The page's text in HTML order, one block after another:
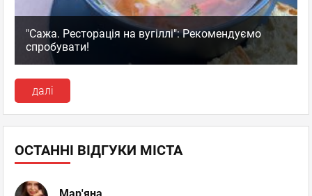
"Сажа. Ресторація на вугіллі": Рекомендуємо
спробувати!
далі
ОСТАННІ ВІДГУКИ МІСТА